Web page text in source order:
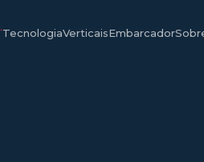
.TecnologiaVerticaisEmbarcador